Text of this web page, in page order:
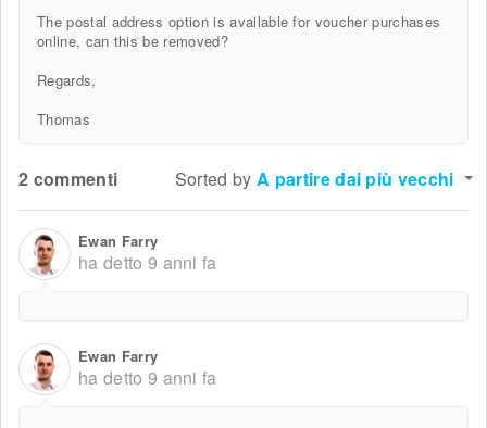
The postal address option is available for voucher purchases
online, can this be removed?
Regards,
Thomas
2 commenti Sorted by A partire dai più vecchi
Ewan Farry
ha detto 9 anni fa
Ewan Farry
ha detto 9 anni fa